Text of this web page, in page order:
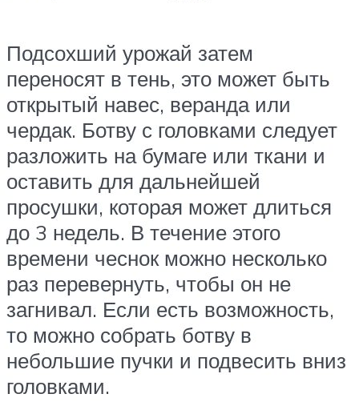
Подсохший урожай затем
переносят в тень, это может быть
открытый навес, веранда или
чердак. Ботву с головками следует
разложить на бумаге или ткани и
оставить для дальнейшей
просушки, которая может длиться
до 3 недель. В течение этого
времени чеснок можно несколько
раз перевернуть, чтобы он не
загнивал. Если есть возможность,
то можно собрать ботву в
небольшие пучки и подвесить вниз
головками.